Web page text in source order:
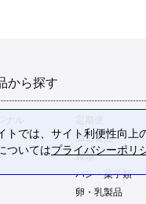
から探す
加工食品
麺類
パン・菓子類
卵・乳製品
トでは、サイト利便性向上
ついてはプライバシーポリ